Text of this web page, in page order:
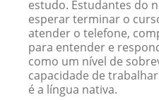
estudo. Estudantes do
esperar terminar o
atender o telefone,
para entender e
como um nível de
capacidade de
é a língua nativa.